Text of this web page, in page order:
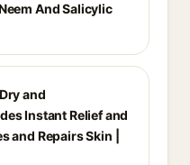
And Salicylic
and
Instant Relief and
and Repairs Skin |